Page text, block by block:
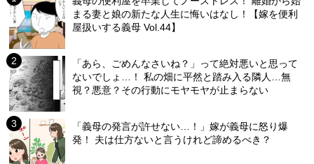
まる妻と娘の新たな人生に悔いはなし！【嫁を便利
屋扱いする義母 Vol.44】
「あら、ごめんなさいね？」って絶対悪いと思って
ないでしょ…！ 私の畑に平然と踏み入る隣人…無
視？悪意？その行動にモヤモヤが止まらない
「義母の発言が許せない…！」嫁が義母に怒り爆
発！ 夫は仕方ないと言うけれど諦めるべき？